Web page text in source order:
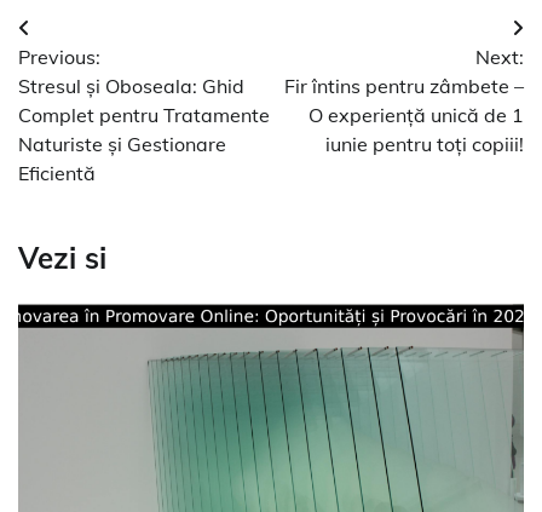
Navigare
în
articole
Previous:
Stresul și Oboseala: Ghid
Complet pentru Tratamente
Naturiste și Gestionare
Eficientă
Next:
Fir întins pentru zâmbete –
O experiență unică de 1
iunie pentru toți copiii!
Vezi si